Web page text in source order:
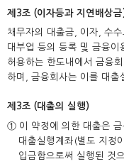
제3조 (이자등과 지연배상금
채무자의 대출금, 이자, 수
대부업 등의 등록 및 금융이
허용하는 한도내에서 금융
하며, 금융회사는 이를 대출
제3조 (대출의 실행)
① 이 약정에 의한 대출은 금
대출실행계좌(별도 지정
입금함으로써 실행된 것